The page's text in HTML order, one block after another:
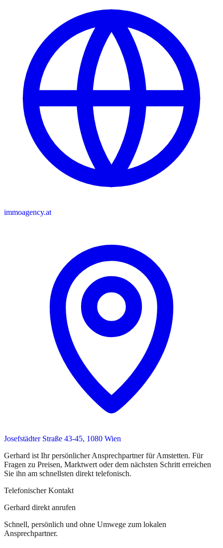
immoagency.at
Josefstädter Straße 43-45, 1080 Wien
Gerhard ist Ihr persönlicher Ansprechpartnerfür Amstetten. Für
Fragen zu Preisen, Marktwert oder dem nächsten Schritt erreichen
Sie ihn am schnellsten direkt telefonisch.
Telefonischer Kontakt
Gerhard direkt anrufen
Schnell, persönlich und ohne Umwege zum lokalen
Ansprechpartner.